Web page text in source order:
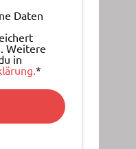
Daten
Weitere
in
*